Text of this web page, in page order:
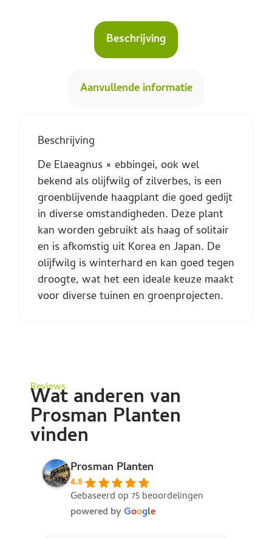
Beschrijving
Aanvullende informatie
Beschrijving
De Elaeagnus × ebbingei, ook wel
bekend als olijfwilg of zilverbes, is een
groenblijvende haagplant die goed gedijt
in diverse omstandigheden. Deze plant
kan worden gebruikt als haag of solitair
en is afkomstig uit Korea en Japan. De
olijfwilg is winterhard en kan goed tegen
droogte, wat het een ideale keuze maakt
voor diverse tuinen en groenprojecten.
Reviews
Wat anderen van
Prosman Planten
vinden
Prosman Planten
4.8
Gebaseerd op 75 beoordelingen
powered byGoogle